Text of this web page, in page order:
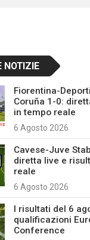
NOTIZIE
Fiorentina-
Coruña 1-0:
in tempo reale
6 Agosto 2026
Cavese-Juve
diretta live e
reale
6 Agosto 2026
I risultati del 6
qualificazioni
Conference